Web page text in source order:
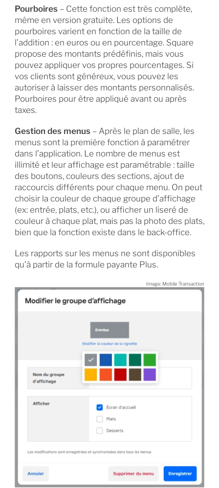
Pourboires– Cette fonction est très complète,
même en version gratuite. Les options de
pourboires varient en fonction de la taille de
l’addition : en euros ou en pourcentage. Square
propose des montants prédéfinis, mais vous
pouvez appliquer vos propres pourcentages. Si
vos clients sont généreux, vous pouvez les
autoriser à laisser des montants personnalisés.
Pourboires pour être appliqué avant ou après
taxes.
Gestion des menus– Après le plan de salle, les
menus sont la première fonction à paramétrer
dans l’application. Le nombre de menus est
illimité et leur affichage est paramétrable : taille
des boutons, couleurs des sections, ajout de
raccourcis différents pour chaque menu. On peut
choisir la couleur de chaque groupe d’affichage
(ex: entrée, plats, etc.), ou afficher un liseré de
couleur à chaque plat, mais pas la photo des plats,
bien que la fonction existe dans le back-office.
Les rapports sur les menus ne sont disponibles
qu’à partir de la formule payante Plus.
Image: Mobile Transaction